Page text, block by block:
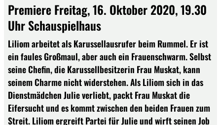
Premiere Freitag, 16. Oktober 2020, 19.30
Uhr Schauspielhaus
Liliom arbeitet als Karussellausrufer beim Rummel. Er ist
ein faules Großmaul, aber auch ein Frauenschwarm. Selbst
seine Chefin, die Karussellbesitzerin Frau Muskat, kann
seinem Charme nicht widerstehen. Als Liliom sich in das
Dienstmädchen Julie verliebt, packt Frau Muskat die
Eifersucht und es kommt zwischen den beiden Frauen zum
Streit. Liliom ergreift Partei für Julie und wirft seinen Job